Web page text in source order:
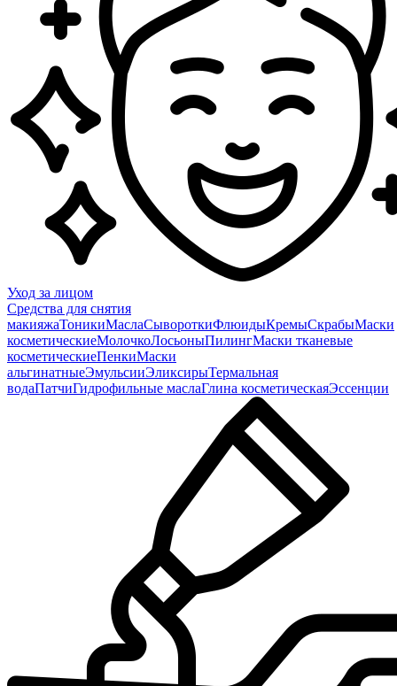
Уход за лицом
Средства для снятия
макияжаТоникиМаслаСывороткиФлюидыКремыСкрабыМаски
косметическиеМолочкоЛосьоныПилингМаски тканевые
косметическиеПенкиМаски
альгинатныеЭмульсииЭликсирыТермальная
водаПатчиГидрофильные маслаГлина косметическаяЭссенции